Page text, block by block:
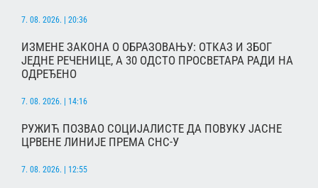
7. 08. 2026. | 20:36
ИЗМЕНЕ ЗАКОНА О ОБРАЗОВАЊУ: ОТКАЗ И ЗБОГ
ЈЕДНЕ РЕЧЕНИЦЕ, А 30 ОДСТО ПРОСВЕТАРА РАДИ НА
ОДРЕЂЕНО
7. 08. 2026. | 14:16
РУЖИЋ ПОЗВАО СОЦИЈАЛИСТЕ ДА ПОВУКУ ЈАСНЕ
ЦРВЕНЕ ЛИНИЈЕ ПРЕМА СНС-У
7. 08. 2026. | 12:55